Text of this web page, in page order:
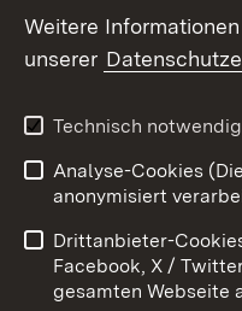
Social Wall
X / Twitter
Youtube
Benutzungshinweise
Datenschutz
Weitere
unserer
Technisch
Analyse-Cookies
anonymisiert
Drittanbieter-
Facebook, X /
gesamten Webseite